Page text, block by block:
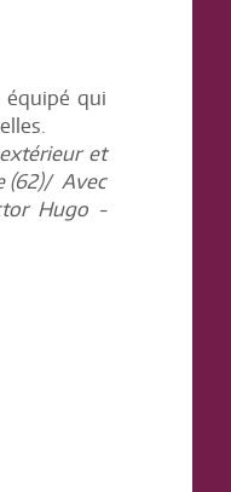
équipé qui
et
(62)/ Avec
Hugo -